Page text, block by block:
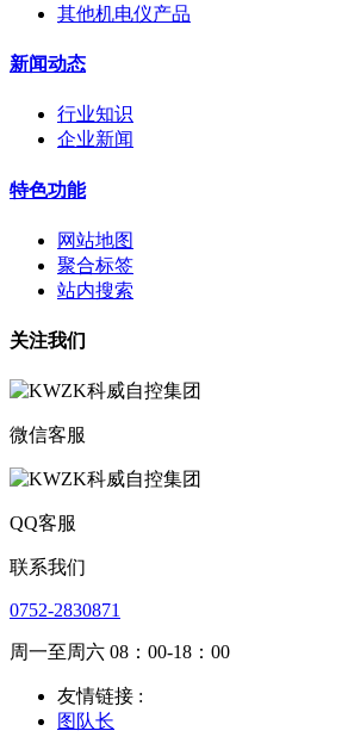
其他机电仪产品
新闻动态
行业知识
企业新闻
特色功能
网站地图
聚合标签
站内搜索
关注我们
微信客服
QQ客服
联系我们
0752-2830871
周一至周六 08：00-18：00
友情链接 :
图队长